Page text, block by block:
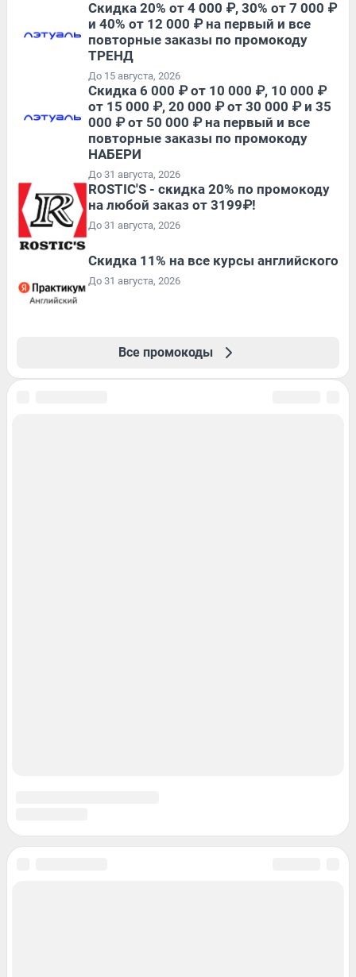
Скидка 20% от 4 000 ₽, 30% от 7 000 ₽
и 40% от 12 000 ₽ на первый и все
повторные заказы по промокоду
ТРЕНД
До 15 августа, 2026
Скидка 6 000 ₽ от 10 000 ₽, 10 000 ₽
от 15 000 ₽, 20 000 ₽ от 30 000 ₽ и 35
000 ₽ от 50 000 ₽ на первый и все
повторные заказы по промокоду
НАБЕРИ
До 31 августа, 2026
ROSTIC'S - скидка 20% по промокоду
на любой заказ от 3199₽!
До 31 августа, 2026
Скидка 11% на все курсы английского
До 31 августа, 2026
Все промокоды